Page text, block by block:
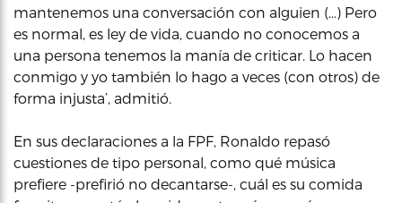
mantenemos una conversación con alguien (…) Pero
es normal, es ley de vida, cuando no conocemos a
una persona tenemos la manía de criticar. Lo hacen
conmigo y yo también lo hago a veces (con otros) de
forma injusta’, admitió.
En sus declaraciones a la FPF, Ronaldo repasó
cuestiones de tipo personal, como qué música
prefiere -prefirió no decantarse-, cuál es su comida